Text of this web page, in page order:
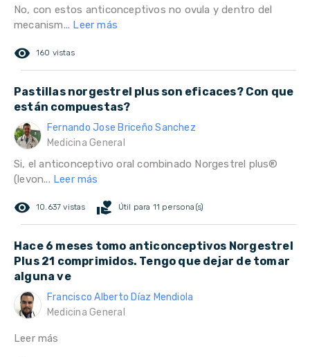
No, con estos anticonceptivos no ovula y dentro del
mecanism... Leer más
remove_red_eye 160 vistas
Pastillas norgestrel plus son eficaces? Con que
están compuestas?
Fernando Jose Briceño Sanchez
Medicina General
Si, el anticonceptivo oral combinado Norgestrel plus®
(levon... Leer más
remove_red_eye 10.637 vistas volunteer_activism Útil para 11 persona(s)
Hace 6 meses tomo anticonceptivos Norgestrel
Plus 21 comprimidos. Tengo que dejar de tomar
alguna ve
Francisco Alberto Díaz Mendiola
Medicina General
Leer más